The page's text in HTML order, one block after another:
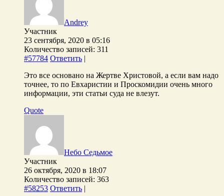
Andrey
Участник
23 сентября, 2020 в 05:16
Количество записей: 311
#57784 Ответить |
Это все основано на Жертве Христовой, а если вам надо
точнее, то по Евхаристии и Проскомидии очень много
информации, эти статьи суда не влезут.
Quote
Небо Седьмое
Участник
26 октября, 2020 в 18:07
Количество записей: 363
#58253 Ответить |